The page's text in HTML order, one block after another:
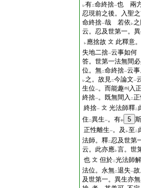
レ有二命終捨一也 兩
忍現前之後。入聖
命終捨一哉 若依 レ
云。忍及世第一。
レ應捨故 文 此釋意
失地二捨一云事如何
答。世第一法無間
位。無二命終捨一云
レ之。故見二今論文一
生位一。而能趣
入
終捨一。既無間入 二
終捨一 文 光法師釋二
住 二異生一。有中 5
正性離生一。及 レ至 二
法師。釋二忍及世第
云。此亦應レ言。世
也 文 但於二光法師
法位。永無二退失一
及世第一。異生亦無